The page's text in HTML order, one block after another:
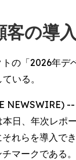
の導
の「2026年
いる。
日、年次レポ
れらを導入で
マークである。